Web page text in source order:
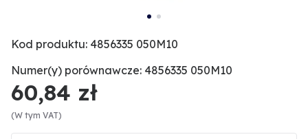
Kod produktu: 4856335 050M10
Numer(y) porównawcze: 4856335 050M10
60,84 zł
(W tym VAT)